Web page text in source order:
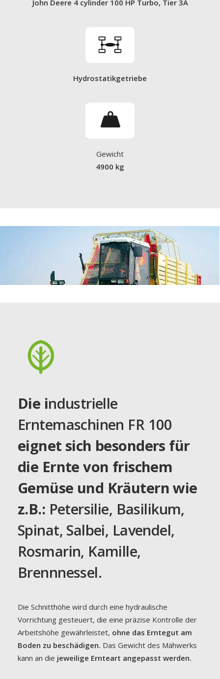
John Deere 4 cylinder 100 HP Turbo, Tier 3A
Hydrostatikgetriebe
Gewicht
4900 kg
Die industrielle
Erntemaschinen FR 100
eignet sich besonders für
die Ernte von frischem
Gemüse und Kräutern wie
z.B.: Petersilie, Basilikum,
Spinat, Salbei, Lavendel,
Rosmarin, Kamille,
Brennnessel.
Die Schnitthöhe wird durch eine hydraulische
Vorrichtung gesteuert, die eine präzise Kontrolle der
Arbeitshöhe gewährleistet, ohne das Erntegut am
Boden zu beschädigen. Das Gewicht des Mähwerks
kann an die jeweilige Ernteart angepasst werden.